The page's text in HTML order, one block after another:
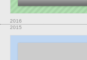
2016
2015